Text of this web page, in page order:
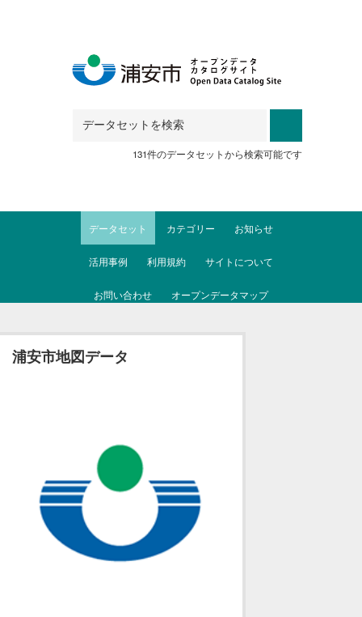
131件のデータセットから検索可能です
データセット カテゴリー お知らせ
活用事例 利用規約 サイトについて
お問い合わせ オープンデータマップ
浦安市地図データ